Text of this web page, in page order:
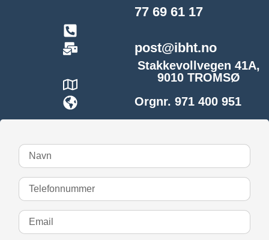
77 69 61 17
post@ibht.no
Stakkevollvegen 41A,
9010 TROMSØ
Orgnr. 971 400 951